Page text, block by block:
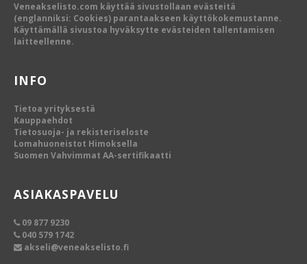
Veneakselisto.com käyttää sivustollaan evästeitä
(englanniksi: Cookies) parantaakseen käyttökokemustanne.
Käyttämällä sivustoa hyväksytte evästeiden tallentamisen
laitteellenne.
INFO
Tietoa yrityksestä
Kauppaehdot
Tietosuoja- ja rekisteriseloste
Lomahuoneistot Himoksella
Suomen Vahvimmat AA-sertifikaatti
ASIAKASPAVELU
09 877 9230
040 579 1742
akseli@veneakselisto.fi